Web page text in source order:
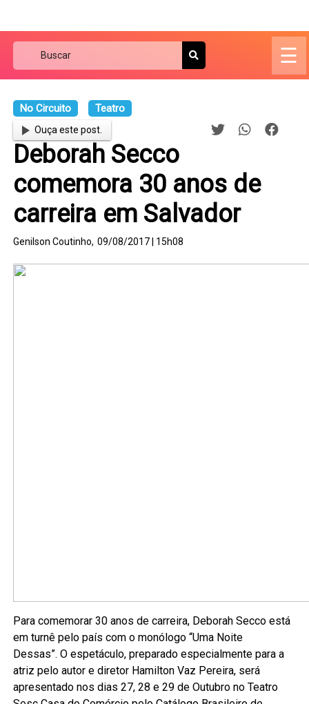
☰
No Circuito Teatro
Ouça este post.
Deborah Secco
comemora 30 anos de
carreira em Salvador
Genilson Coutinho, 09/08/2017 | 15h08
Para comemorar 30 anos de carreira, Deborah Secco está
em turnê pelo país com o monólogo “Uma Noite
Dessas”. O espetáculo, preparado especialmente para a
atriz pelo autor e diretor Hamilton Vaz Pereira, será
apresentado nos dias 27, 28 e 29 de Outubro no Teatro